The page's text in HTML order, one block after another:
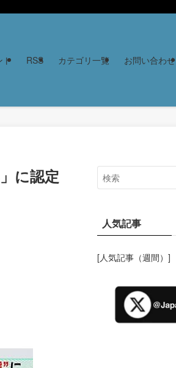
ト RSS カテゴリ一覧 お問い合わせ
に認定
人気記事
[人気記事（週間）]